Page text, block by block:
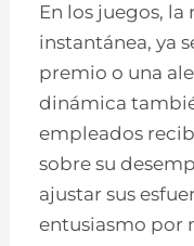
En los juegos,
instantánea, ya
premio o una
dinámica
empleados
sobre su
ajustar sus
entusiasmo por